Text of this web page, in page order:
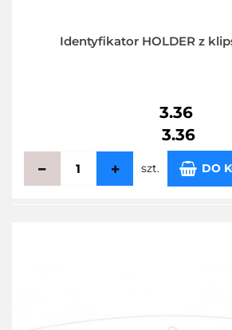
Identyfikator HOLDER z
3.36
3.36
szt. DO